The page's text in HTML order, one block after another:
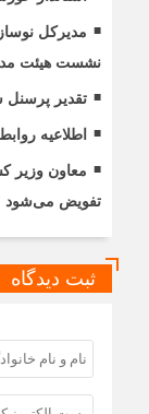
مدیرکل
نشست هیئت
تقدیر پرسنل
اطلاعیه
معاون وزیر
تفویض می‌شود
ثبت دیدگاه